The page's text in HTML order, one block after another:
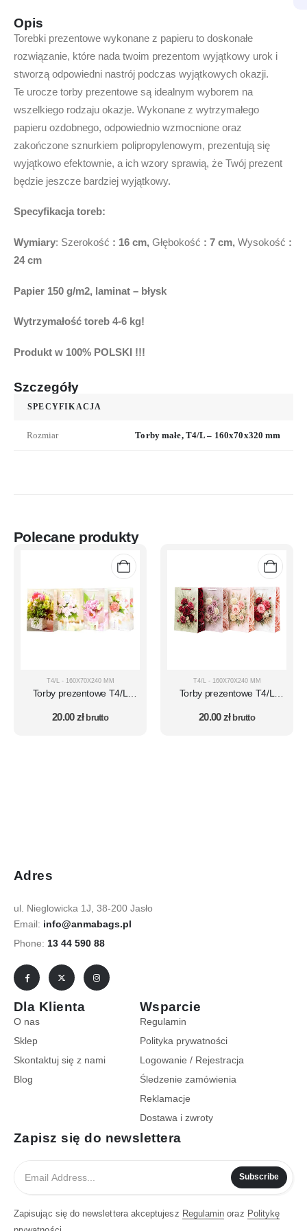
Opis
Torebki prezentowe wykonane z papieru to doskonałe
rozwiązanie, które nada twoim prezentom wyjątkowy urok i
stworzą odpowiedni nastrój podczas wyjątkowych okazji.
Te urocze torby prezentowe są idealnym wyborem na
wszelkiego rodzaju okazje. Wykonane z wytrzymałego
papieru ozdobnego, odpowiednio wzmocnione oraz
zakończone sznurkiem polipropylenowym, prezentują się
wyjątkowo efektownie, a ich wzory sprawią, że Twój prezent
będzie jeszcze bardziej wyjątkowy.
Specyfikacja toreb:
Wymiary: Szerokość : 16 cm, Głębokość : 7 cm, Wysokość :
24 cm
Papier 150 g/m2, laminat – błysk
Wytrzymałość toreb 4-6 kg!
Produkt w 100% POLSKI !!!
Szczegóły
SPECYFIKACJA
Rozmiar Torby małe, T4/L – 160x70x320 mm
Polecane produkty
T4/L - 160X70X240 MM
Torby prezentowe T4/L
20.00zł brutto
T4/L - 160X70X240 MM
Torby prezentowe T4/L
20.00zł brutto
Adres
ul. Nieglowicka 1J, 38-200 Jasło
Email: info@anmabags.pl
Phone: 13 44 590 88
Dla Klienta
O nas
Sklep
Skontaktuj się z nami
Blog
Wsparcie
Regulamin
Polityka prywatności
Logowanie / Rejestracja
Śledzenie zamówienia
Reklamacje
Dostawa i zwroty
Zapisz się do newslettera
Subscribe
Zapisując się do newslettera akceptujesz Regulamin oraz Politykę